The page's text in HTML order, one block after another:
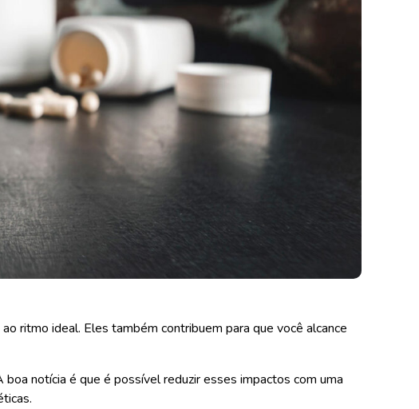
ritmo ideal. Eles também contribuem para que você alcance
notícia é que é possível reduzir esses impactos com uma